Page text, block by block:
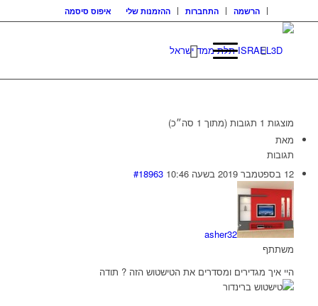
הרשמה התחברות ההזמנות שלי איפוס סיסמה
מוצגות 1 תגובות (מתוך 1 סה״כ)
מאת
תגובות
12 בספטמבר 2019 בשעה 10:46
#18963
asher32
משתתף
היי איך מגדירים ומסדרים את הטישטוש הזה ? תודה